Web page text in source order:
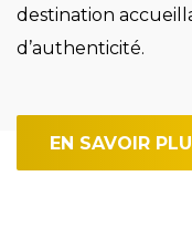
destination
d’authenticité.
EN SAVOIR